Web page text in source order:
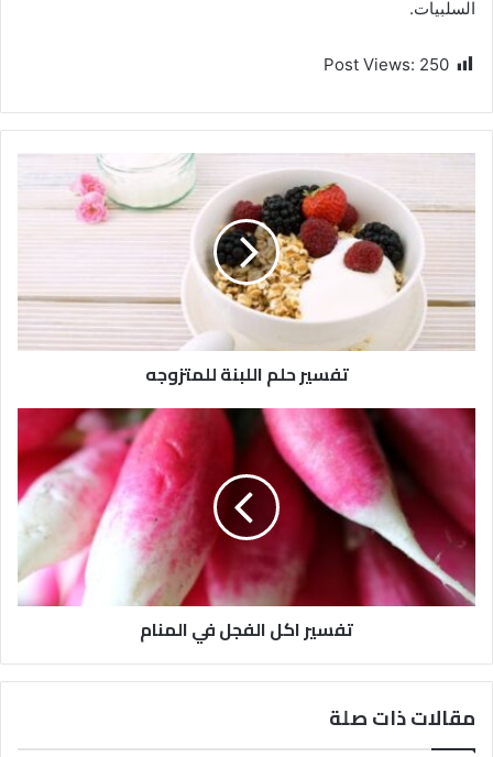
السلبيات.
Post Views: 250
تفسير حلم اللبنة للمتزوجه
تفسير اكل الفجل في المنام
مقالات ذات صلة